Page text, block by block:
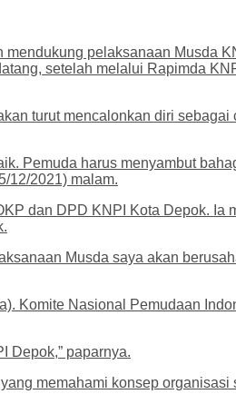
pelaksanaan Musda
setelah melalui Rapimda
turut mencalonkan diri
Pemuda harus menyambut
12/2021) malam.
dan DPD KNPI Kota Depok. Ia
Musda saya akan
Komite Nasional Pemudaan
Depok,” paparnya.
memahami konsep organisasi